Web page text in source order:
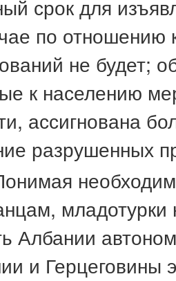
срок для
по
не будет;
к населению
ассигнована
разрушенных
Албании
и Герцеговины